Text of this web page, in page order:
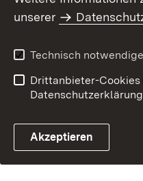
unserer
Technisch
Drittanbieter-Cookies
Akzeptieren